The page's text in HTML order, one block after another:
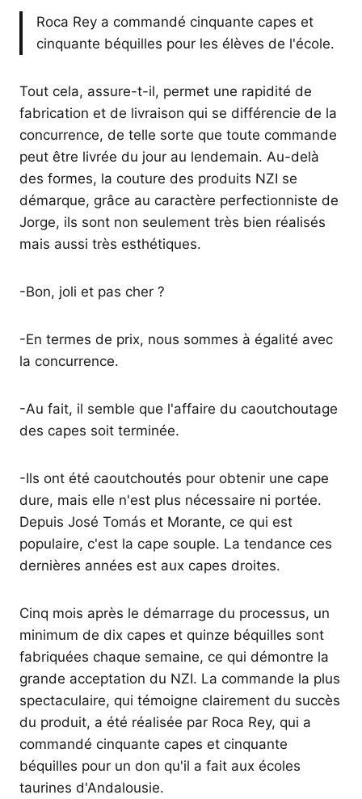
Roca Rey a commandé cinquante capes et
cinquante béquilles pour les élèves de l'école.
Tout cela, assure-t-il, permet une rapidité de
fabrication et de livraison qui se différencie de la
concurrence, de telle sorte que toute commande
peut être livrée du jour au lendemain. Au-delà
des formes, la couture des produits NZI se
démarque, grâce au caractère perfectionniste de
Jorge, ils sont non seulement très bien réalisés
mais aussi très esthétiques.
-Bon, joli et pas cher ?
-En termes de prix, nous sommes à égalité avec
la concurrence.
-Au fait, il semble que l'affaire du caoutchoutage
des capes soit terminée.
-Ils ont été caoutchoutés pour obtenir une cape
dure, mais elle n'est plus nécessaire ni portée.
Depuis José Tomás et Morante, ce qui est
populaire, c'est la cape souple. La tendance ces
dernières années est aux capes droites.
Cinq mois après le démarrage du processus, un
minimum de dix capes et quinze béquilles sont
fabriquées chaque semaine, ce qui démontre la
grande acceptation du NZI. La commande la plus
spectaculaire, qui témoigne clairement du succès
du produit, a été réalisée par Roca Rey, qui a
commandé cinquante capes et cinquante
béquilles pour un don qu'il a fait aux écoles
taurines d'Andalousie.